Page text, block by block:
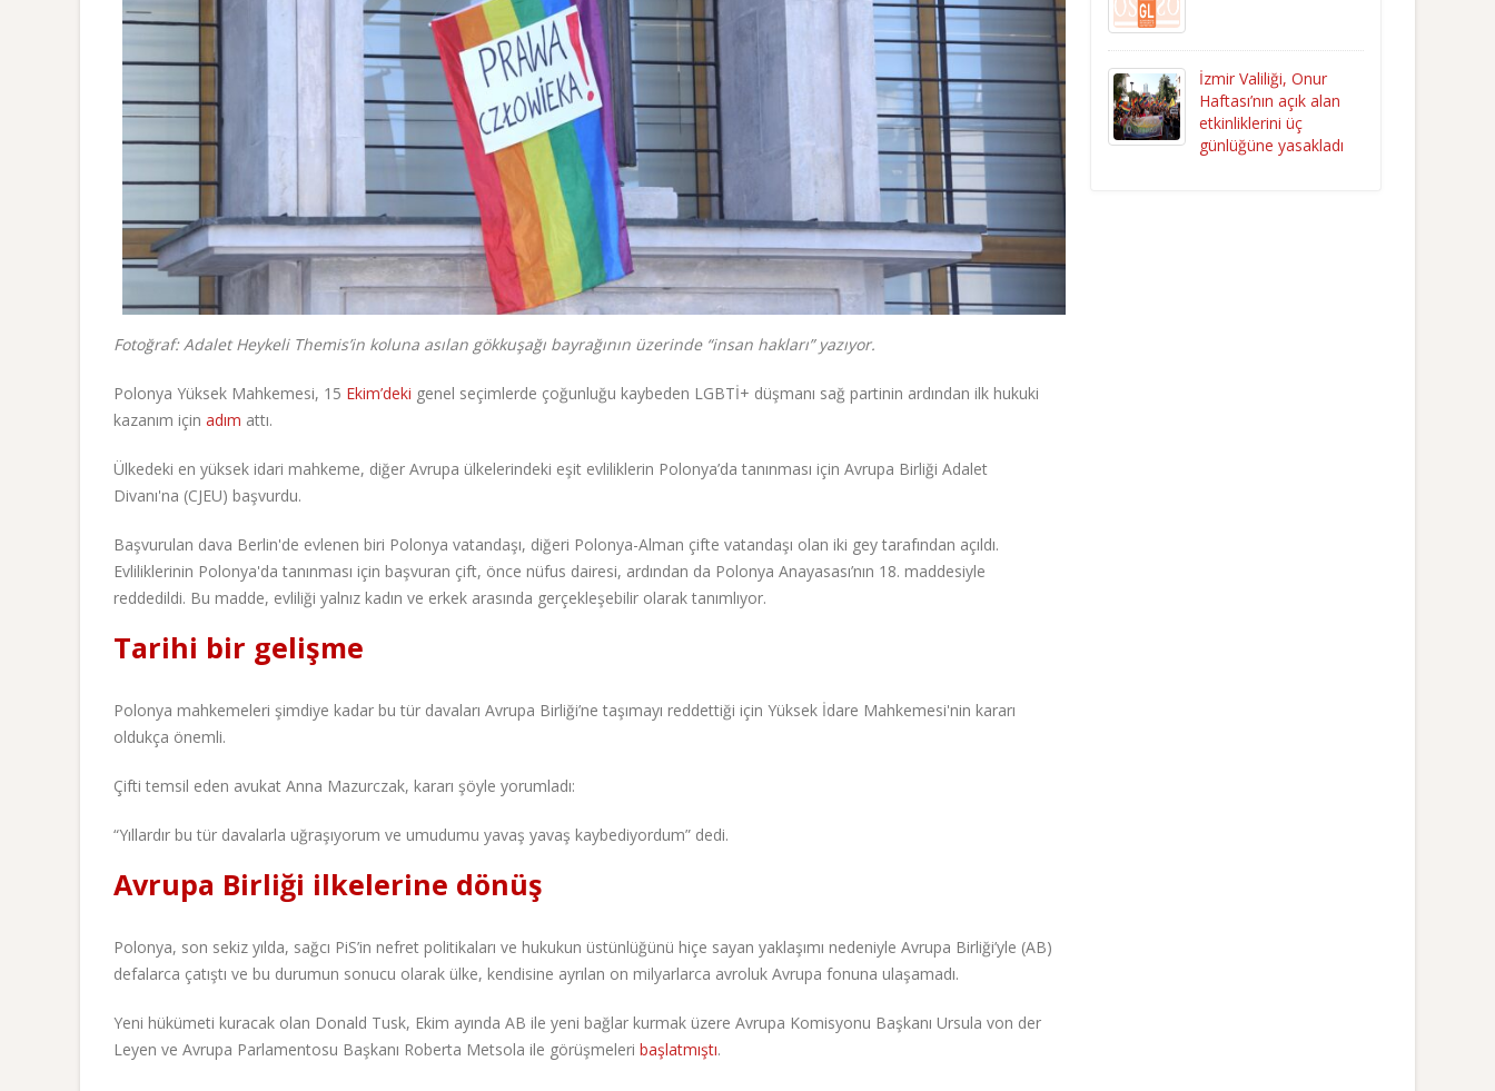
Fotoğraf: Adalet Heykeli Themis’in koluna asılan gökkuşağı bayrağının üzerinde “insan hakları” yazıyor.
Polonya Yüksek Mahkemesi, 15 Ekim’deki genel seçimlerde çoğunluğu kaybeden LGBTİ+ düşmanı sağ partinin ardından ilk hukuki
kazanım için adım attı.
Ülkedeki en yüksek idari mahkeme, diğer Avrupa ülkelerindeki eşit evliliklerin Polonya’da tanınması için Avrupa Birliği Adalet
Divanı'na (CJEU) başvurdu.
Başvurulan dava Berlin'de evlenen biri Polonya vatandaşı, diğeri Polonya-Alman çifte vatandaşı olan iki gey tarafından açıldı.
Evliliklerinin Polonya'da tanınması için başvuran çift, önce nüfus dairesi, ardından da Polonya Anayasası’nın 18. maddesiyle
reddedildi. Bu madde, evliliği yalnız kadın ve erkek arasında gerçekleşebilir olarak tanımlıyor.
Tarihi bir gelişme
Polonya mahkemeleri şimdiye kadar bu tür davaları Avrupa Birliği’ne taşımayı reddettiği için Yüksek İdare Mahkemesi'nin kararı
oldukça önemli.
Çifti temsil eden avukat Anna Mazurczak, kararı şöyle yorumladı:
“Yıllardır bu tür davalarla uğraşıyorum ve umudumu yavaş yavaş kaybediyordum” dedi.
Avrupa Birliği ilkelerine dönüş
Polonya, son sekiz yılda, sağcı PiS’in nefret politikaları ve hukukun üstünlüğünü hiçe sayan yaklaşımı nedeniyle Avrupa Birliği’yle (AB)
defalarca çatıştı ve bu durumun sonucu olarak ülke, kendisine ayrılan on milyarlarca avroluk Avrupa fonuna ulaşamadı.
Yeni hükümeti kuracak olan Donald Tusk, Ekim ayında AB ile yeni bağlar kurmak üzere Avrupa Komisyonu Başkanı Ursula von der
Leyen ve Avrupa Parlamentosu Başkanı Roberta Metsola ile görüşmeleri başlatmıştı.
İzmir Valiliği, Onur
Haftası’nın açık alan
etkinliklerini üç
günlüğüne yasakladı